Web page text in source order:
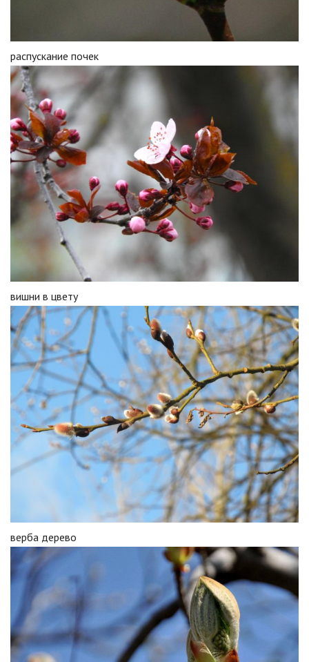
распускание почек
вишни в цвету
верба дерево